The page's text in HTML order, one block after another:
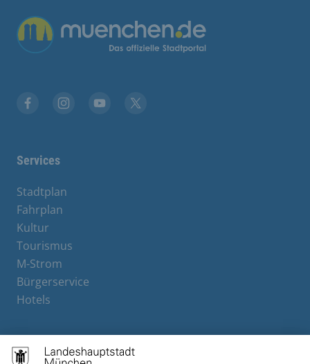
Übergreifende Links
Services
Stadtplan
Fahrplan
Kultur
Tourismus
M-Strom
Bürgerservice
Hotels
Contact